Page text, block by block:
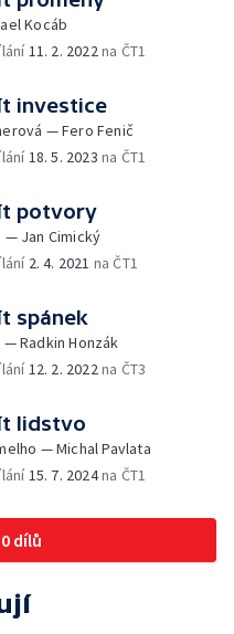
Kocáb
11. 2. 2022na ČT1
investice
— Fero Fenič
18. 5. 2023 na ČT1
potvory
— Jan Cimický
2. 4. 2021 na ČT1
spánek
— Radkin Honzák
12. 2. 2022na ČT3
lidstvo
— Michal Pavlata
15. 7. 2024na ČT1
dílů